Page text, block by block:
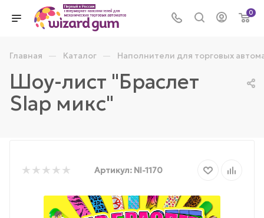
0
Главная — Каталог — Наполнители для торговых
Шоу-лист "Браслет
Slap микс"
Артикул: NI-1170